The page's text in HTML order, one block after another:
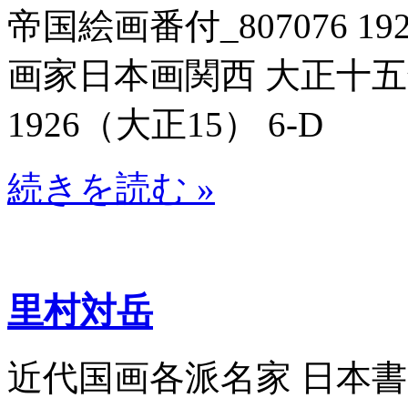
帝国絵画番付_807076
画家日本画関西 大正十
1926（大正15） 6-D
続きを読む »
里村対岳
近代国画各派名家 日本